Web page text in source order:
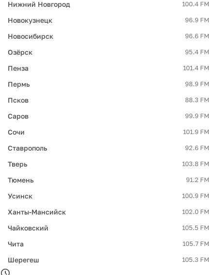
Нижний Новгород 100.4 FM
Новокузнецк 96.9 FM
Новосибирск 96.6 FM
Озёрск 95.4 FM
Пенза 101.4 FM
Пермь 98.9 FM
Псков 88.3 FM
Саров 99.9 FM
Сочи 101.9 FM
Ставрополь 92.6 FM
Тверь 103.8 FM
Тюмень 91.2 FM
Усинск 100.9 FM
Ханты-Мансийск 102.0 FM
Чайковский 105.5 FM
Чита 105.7 FM
Шерегеш 105.3 FM